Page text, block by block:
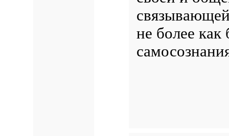
не более как